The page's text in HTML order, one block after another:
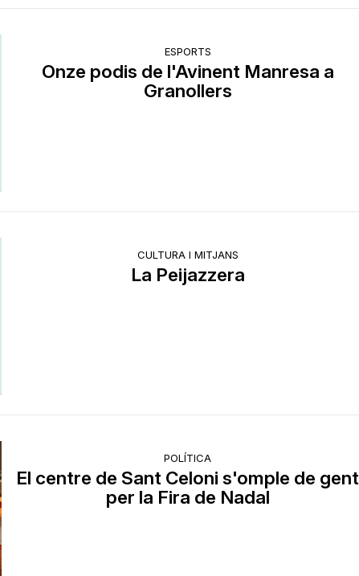
ESPORTS
Onze podis de l'Avinent Manresa a
Granollers
CULTURA I MITJANS
La Peijazzera
POLÍTICA
El centre de Sant Celoni s'omple de gent
per la Fira de Nadal